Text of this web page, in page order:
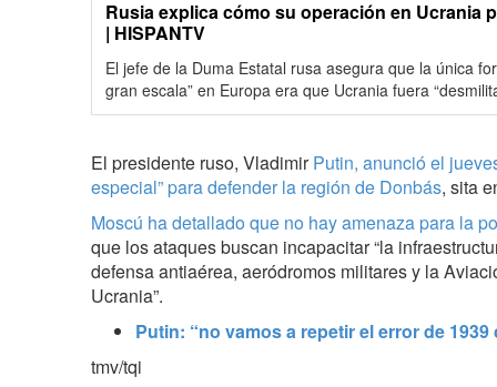
Rusia explica cómo su operación en Ucrania
| HISPANTV
El jefe de la Duma Estatal rusa asegura que la única
gran escala” en Europa era que Ucrania fuera
El presidente ruso, VladimirPutin, anunció el
especial” para defender la región de Donbás, sita
Moscú ha detallado que no hay amenaza para la
que los ataques buscan incapacitar “la
defensa antiaérea, aeródromos militares y la
Ucrania”.
Putin: “no vamos a repetir el error de
tmv/tqi